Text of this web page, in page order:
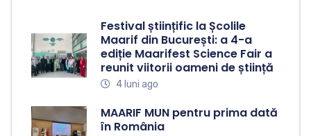
Festival științific la Școlile
Maarif din București: a 4-a
ediție Maarifest Science Fair a
reunit viitorii oameni de știință
4 luni ago
MAARIF MUN pentru prima dată
în România